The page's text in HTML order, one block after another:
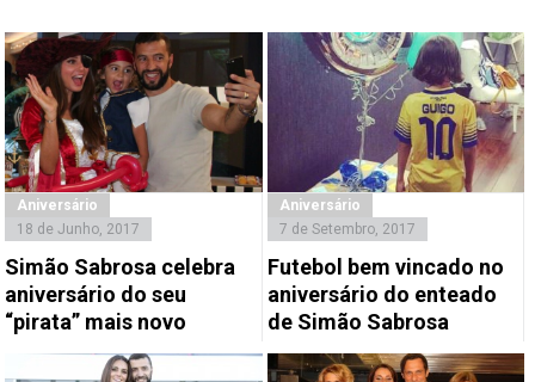
Aniversário
18 de Junho, 2017
Simão Sabrosa celebra
aniversário do seu
“pirata” mais novo
Aniversário
7 de Setembro, 2017
Futebol bem vincado no
aniversário do enteado
de Simão Sabrosa